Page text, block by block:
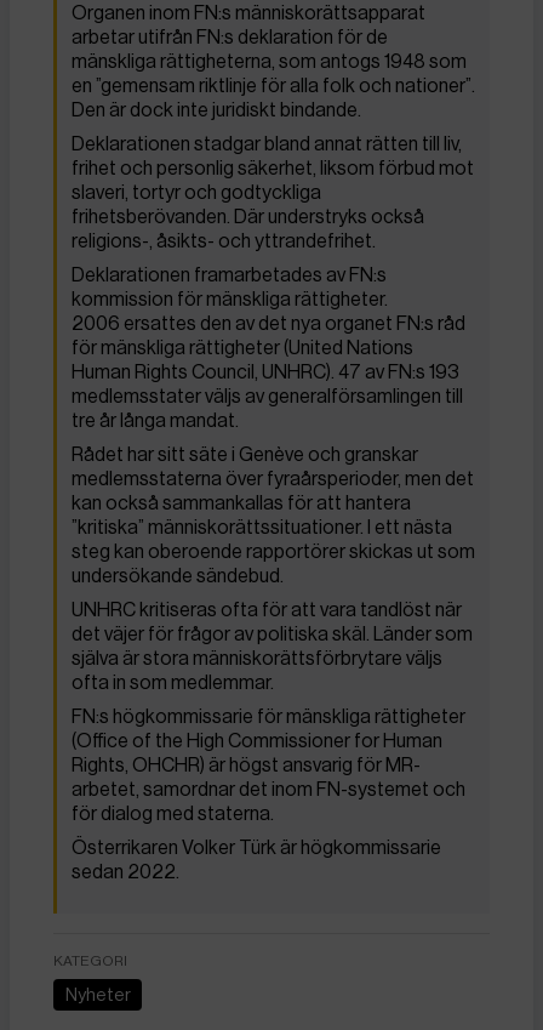
Organen inom FN:s människorättsapparat
arbetar utifrån FN:s deklaration för de
mänskliga rättigheterna, som antogs 1948 som
en ”gemensam riktlinje för alla folk och nationer”.
Den är dock inte juridiskt bindande.
Deklarationen stadgar bland annat rätten till liv,
frihet och personlig säkerhet, liksom förbud mot
slaveri, tortyr och godtyckliga
frihetsberövanden. Där understryks också
religions-, åsikts- och yttrandefrihet.
Deklarationen framarbetades av FN:s
kommission för mänskliga rättigheter.
2006 ersattes den av det nya organet FN:s råd
för mänskliga rättigheter (United Nations
Human Rights Council, UNHRC). 47 av FN:s 193
medlemsstater väljs av generalförsamlingen till
tre år långa mandat.
Rådet har sitt säte i Genève och granskar
medlemsstaterna över fyraårsperioder, men det
kan också sammankallas för att hantera
”kritiska” människorättssituationer. I ett nästa
steg kan oberoende rapportörer skickas ut som
undersökande sändebud.
UNHRC kritiseras ofta för att vara tandlöst när
det väjer för frågor av politiska skäl. Länder som
själva är stora människorättsförbrytare väljs
ofta in som medlemmar.
FN:s högkommissarie för mänskliga rättigheter
(Office of the High Commissioner for Human
Rights, OHCHR) är högst ansvarig för MR-
arbetet, samordnar det inom FN-systemet och
för dialog med staterna.
Österrikaren Volker Türk är högkommissarie
sedan 2022.
KATEGORI
Nyheter